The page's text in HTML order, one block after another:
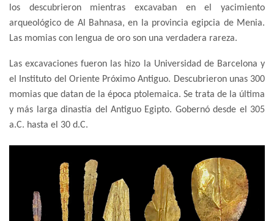
los descubrieron mientras excavaban en el yacimiento
arqueológico de Al Bahnasa, en la provincia egipcia de Menia.
Las momias con lengua de oro son una verdadera rareza.
Las excavaciones fueron las hizo la Universidad de Barcelona y
el Instituto del Oriente Próximo Antiguo. Descubrieron unas 300
momias que datan de la época ptolemaica. Se trata de la última
y más larga dinastía del Antiguo Egipto. Gobernó desde el 305
a.C. hasta el 30 d.C.